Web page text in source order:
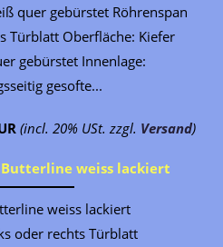
quer gebürstet Röhrenspan
Türblatt Oberfläche: Kiefer
gebürstet Innenlage:
gesofte...
(incl. 20% USt. zzgl. Versand)
weiss lackiert
weiss lackiert
oder rechts Türblatt